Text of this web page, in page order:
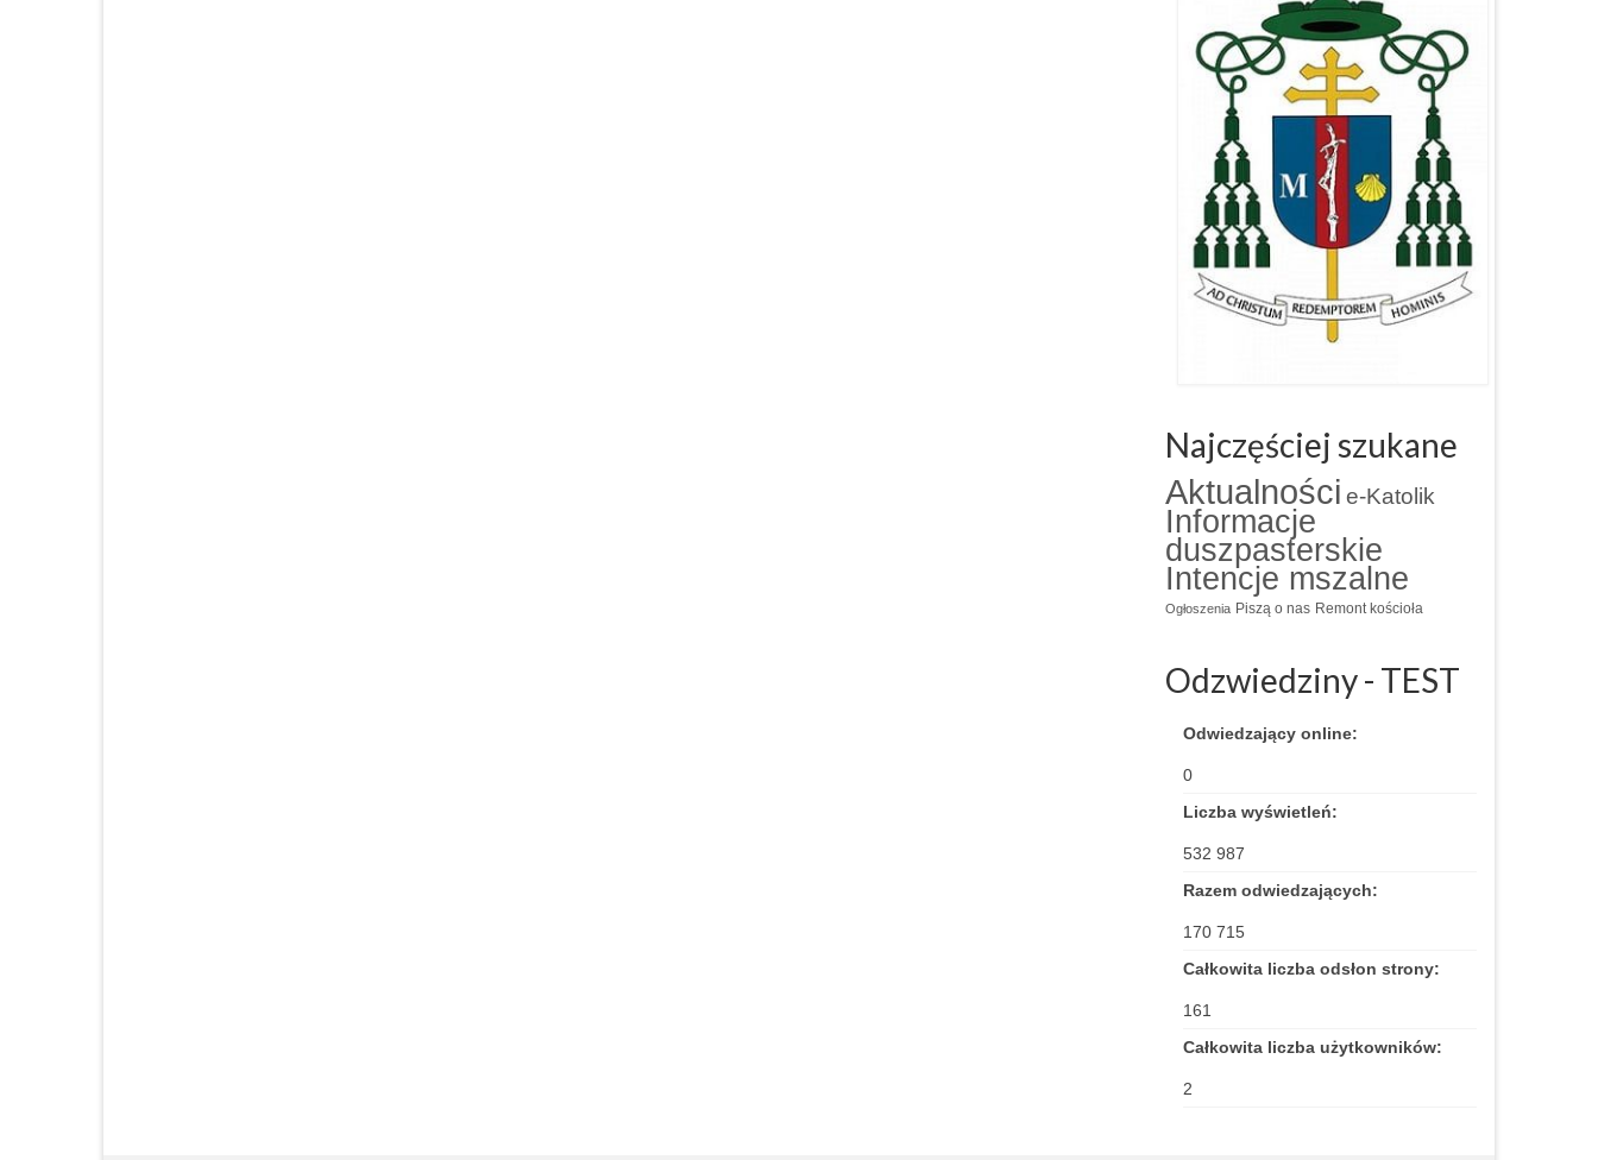
Najczęściej szukane
Aktualności e-Katolik
Informacje
duszpasterskie
Intencje mszalne
Ogłoszenia Piszą o nas Remont kościoła
Odzwiedziny - TEST
Odwiedzający online:
0
Liczba wyświetleń:
532 987
Razem odwiedzających:
170 715
Całkowita liczba odsłon strony:
161
Całkowita liczba użytkowników:
2